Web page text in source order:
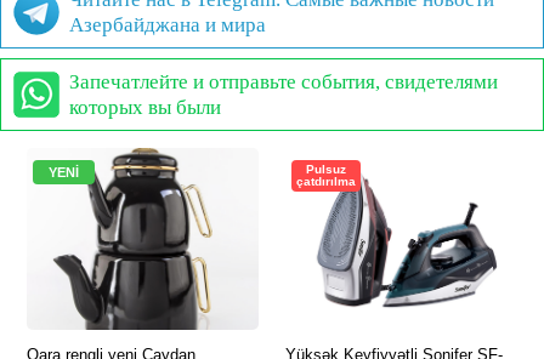
Азербайджана и мира
Запечатлейте и отправьте события, свидетелями
которых вы были